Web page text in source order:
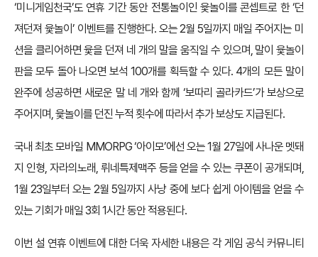
‘미니게임천국’도 연휴 기간 동안 전통놀이인 윷놀이를 콘셉트로 한 ‘던
져던져 윷놀이’ 이벤트를 진행한다. 오는 2월 5일까지 매일 주어지는 미
션을 클리어하면 윷을 던져 네 개의 말을 움직일 수 있으며, 말이 윷놀이
판을 모두 돌아 나오면 보석 100개를 획득할 수 있다. 4개의 모든 말이
완주에 성공하면 새로운 말 네 개와 함께 ‘보따리 골라카드’가 보상으로
주어지며, 윷놀이를 던진 누적 횟수에 따라서 추가 보상도 지급된다.
국내 최초 모바일 MMORPG ‘아이모’에선 오는 1월 27일에 사나운 멧돼
지 인형, 자라의노래, 뤼네특제맥주 등을 얻을 수 있는 쿠폰이 공개되며,
1월 23일부터 오는 2월 5일까지 사냥 중에 보다 쉽게 아이템을 얻을 수
있는 기회가 매일 3회 1시간 동안 적용된다.
이번 설 연휴 이벤트에 대한 더욱 자세한 내용은 각 게임 공식 커뮤니티